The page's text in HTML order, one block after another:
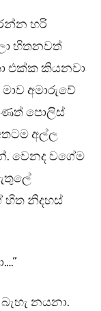
හරි
හිතනවත්
එක්ක කියනවා
අමාරුවේ
පොලිස්
අල්ල
වෙනද වගේම
හිත නිදහස්
නයනා.